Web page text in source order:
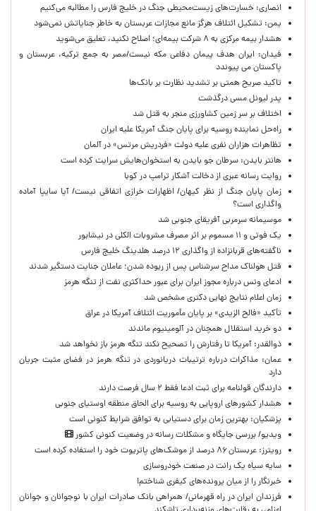
انصاری: خسارت‌های زیست‌محیطی جنگ در خلیج فارس را مطالبه‌ می‌کنیم
یمن: تشکیل ائتلاف هرگز مانع مجازات عربستان به خاطر جنایاتش نمی‌شود
هشدار بیمه مرکزی به ۸ شرکت بیمه‌ای؛ اصلاح نکنید، تعلیق می‌شوید
فیدان: ایران هدف پیمان دفاعی مکه نیست/مصر به جمع ترکیه، عربستان و
پاکستان می پیوندد
تاکید صریح همتی بر تشدید نظارت بر بانک‌ها
پدر لیونل مسی درگذشت
اختلاف بر سر زمین کشاورزی منجر به قتل شد
راه‌حل نماینده روسیه برای پایان جنگ آمریکا علیه ایران
تظاهرات هزاران نفری علیه دولت «فردریش مرتس» در آلمان
هانتر بایدن: سرطان جو بایدن به استخوان‌هایش سرایت کرده است
روایت رسانه عبری از دخالت آشکار ترامپ در کوبا
زمان پایان جنگ از نظر کیهان/ اظهارات خرازی اتفاقی نیست/ آیا سایپا آماده
واگذاری است؟
موسیمانه سرمربی آفریقای جنوبی شد
یک فوتی و ۱۱ مسموم بر اثر مصرف مشروبات الکلی در نیشابور
ناگفته‌های قربانزاده از واگذاری ۱۲ درصد هلدینگ خلیج فارس
قتل هولناک مداح سرشناس پس از ربوده شدن؛ عاملان جنایت دستگیر شدند
ادعای ونس درباره مجوز ایران برای عبور حداکثری نفت از تنگه هرمز
زمان اعلام نتایج نهایی دکتری مشخص شد
تأکید «فالح الزیدی» بر پایان مأموریت ائتلاف آمریکا در عراق
دو خرید استقلال همچنان در آلومینیوم ماندند
ذوالقدر: آمریکا تا رفتارش را تصحیح نکند تنگه هرمز باز نخواهد شد
عمان: مذاکرات درباره ترتیبات دریانوردی در تنگه هرمز در فضای مثبت جریان
دارد
دارندگان قولنامه برای ثبت ادعا فقط ۲ سال فرصت دارند
هشدار کشورهای اروپایی به روسیه برای الحاق منطقه اوستیای جنوبی
پزشکیان‌: بهترین زمان برای دستیابی به توافق شرایط کنونی است
ویدیو/ بررسی جایگاه و مشکلات رسانه در وضعیت کنونی کشور
رویترز: عربستان ۸۶ درصد از موشک‌های پاتریوت خود را استفاده کرده است
سایه سیاه یک رانت در صنعت خودروسازی
خبرنگار را از میان پرونده‌های کیفری شناختم!
​فرزندان ایران در راه قهرمانی/ همراهی بانک صادرات ایران با نوجوانان و جوانان